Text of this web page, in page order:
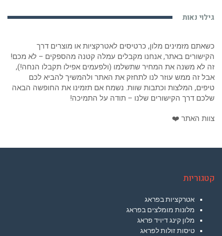
גילוי נאות
כשאתם מזמינים מלון, כרטיסים לאטרקציות או מוצרים דרך
הקישורים באתר, אנחנו מקבלים עמלה קטנה מהספקים – לא מכם!
זה לא משנה את המחיר שתשלמו (ולפעמים אפילו תקבלו הנחה!),
אבל זה ממש עוזר לנו לתחזק את האתר ולהמשיך להביא לכם
טיפים, המלצות וכתבות שוות. נשמח אם תזמינו את החופשה הבאה
שלכם דרך הקישורים שלנו – תודה על התמיכה!
צוות האתר ❤️
קטגוריות
אטרקציות בפראג
מלונות מומלצים בפראג
מלון קינג דיויד פראג
טיסות זולות לפראג